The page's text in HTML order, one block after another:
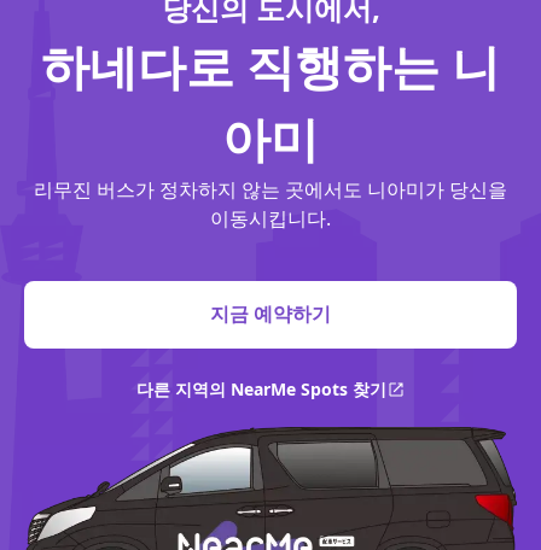
하네다로 직행하는 니
아미
리무진 버스가 정차하지 않는 곳에서도 니아미가 당신을
이동시킵니다.
지금 예약하기
다른 지역의 NearMe Spots 찾기